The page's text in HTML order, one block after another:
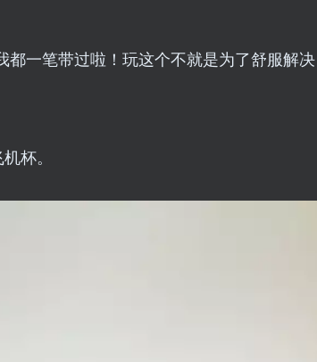
一笔带过啦！玩这个不就是为了舒服解决
杯。